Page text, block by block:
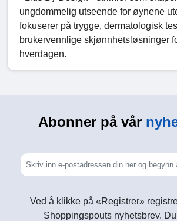
ungdommelig utseende for øynene
fokuserer på trygge, dermatologisk
brukervennlige skjønnhetsløsninger
hverdagen.
Abonner på vår
Ved å klikke på «Registrer»
Shoppingspouts nyhetsbrev.